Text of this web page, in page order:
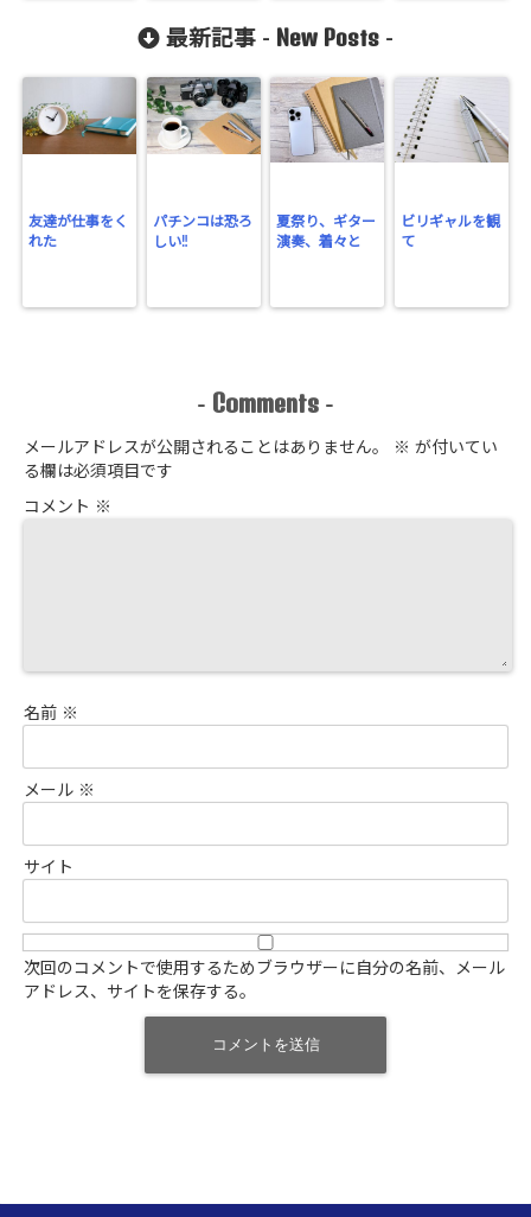
最新記事 - New Posts -
友達が仕事をく
れた
パチンコは恐ろ
しい‼
夏祭り、ギター
演奏、着々と
ビリギャルを観
て
- Comments -
メールアドレスが公開されることはありません。 ※ が付いてい
る欄は必須項目です
コメント ※
名前 ※
メール ※
サイト
次回のコメントで使用するためブラウザーに自分の名前、メール
アドレス、サイトを保存する。